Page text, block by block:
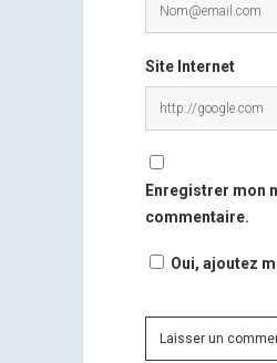
Site Internet
Enregistrer mon
commentaire.
Oui, ajoutez